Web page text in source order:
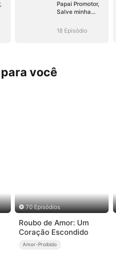
Papai Promotor,
Salve minha
18 Episódio
você
70 Episódios
Roubo de Amor: Um
Coração Escondido
Amor-Proibido